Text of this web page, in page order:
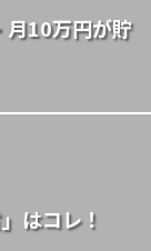
月10万円が貯
はコレ！